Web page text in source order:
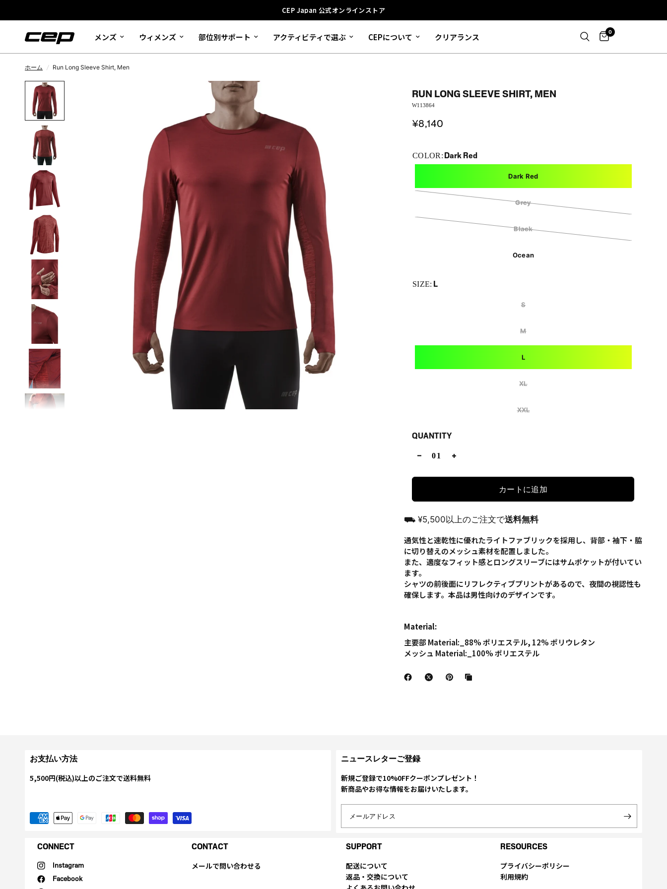
CEP Japan 公式オンラインストア
メンズ ウィメンズ 部位別サポート アクティビティで選ぶ CEPについて クリアランス 0
ホーム / Run Long Sleeve Shirt, Men
RUN LONG SLEEVE SHIRT, MEN
W113864
¥8,140
COLOR: Dark Red
Dark Red
Grey
Black
Ocean
SIZE: L
S
M
L
XL
XXL
QUANTITY
カートに追加
⛟ ¥5,500以上のご注文で送料無料
通気性と速乾性に優れたライトファブリックを採用し、背部・袖下・脇
に切り替えのメッシュ素材を配置しました。
また、適度なフィット感とロングスリーブにはサムポケットが付いてい
ます。
シャツの前後面にリフレクティブプリントがあるので、夜間の視認性も
確保します。本品は男性向けのデザインです。
Material:
主要部 Material:_88% ポリエステル, 12% ポリウレタン
メッシュ Material:_100% ポリエステル
お支払い方法
5,500円(税込)以上のご注文で送料無料
ニュースレターご登録
新規ご登録で10%0FFクーポンプレゼント！
新商品やお得な情報をお届けいたします。
メールアドレス
CONNECT
Instagram
Facebook
CONTACT
メールで問い合わせる
SUPPORT
配送について
返品・交換について
RESOURCES
プライバシーポリシー
利用規約